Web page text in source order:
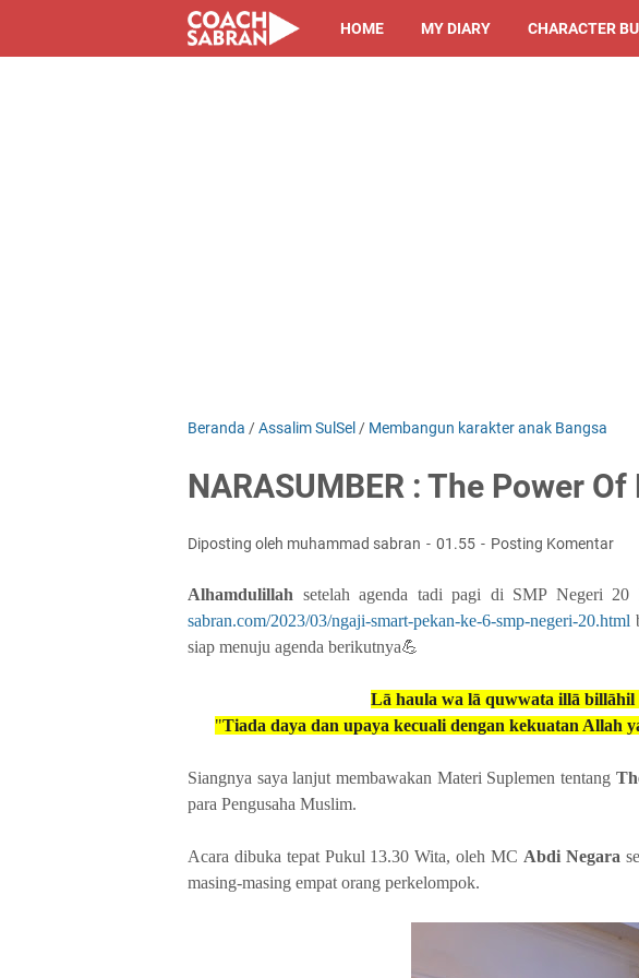
HOME MY DIARY CHARACTER
Beranda /Assalim SulSel / Membangun karakter anak Bangsa
NARASUMBER : The Power
Diposting oleh muhammad sabran 01.55 Posting Komentar
Alhamdulillah setelah agenda tadi pagi di SMP Negeri
sabran.com/2023/03/ngaji-smart-pekan-ke-6-smp-negeri-20.html
siap menuju agenda berikutnya💪
Lā haula wa lā quwwata illā
"Tiada daya dan upaya kecuali dengan kekuatan Allah
Siangnya saya lanjut membawakan Materi Suplemen tentang
para Pengusaha Muslim.
Acara dibuka tepat Pukul 13.30 Wita, oleh MC Abdi Negara
masing-masing empat orang perkelompok.